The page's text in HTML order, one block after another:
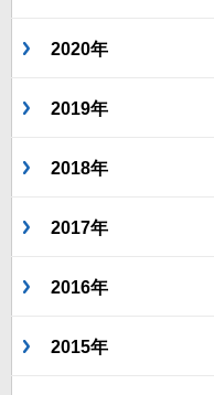
2020年
2019年
2018年
2017年
2016年
2015年